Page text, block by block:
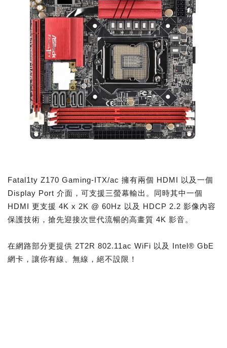
Fatal1ty Z170 Gaming-ITX/ac 擁有兩個 HDMI 以及一個
Display Port 介面，可支援三螢幕輸出。同時其中一個
HDMI 更支援 4K x 2K @ 60Hz 以及 HDCP 2.2 影像內容
保護技術，搶先迎接次世代流暢的高畫質 4K 影音。
在網路部分更提供 2T2R 802.11ac WiFi 以及 Intel® GbE
網卡，讓你有線、無線，絕不設限！